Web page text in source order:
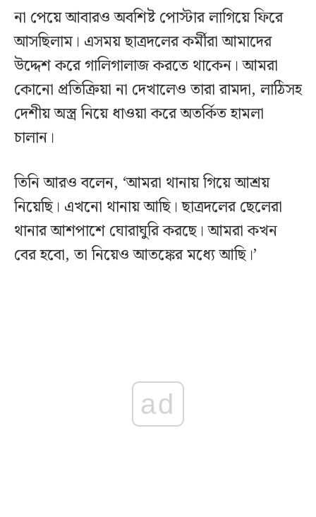
না পেয়ে আবারও অবশিষ্ট পোস্টার লাগিয়ে ফিরে
আসছিলাম। এসময় ছাত্রদলের কর্মীরা আমাদের
উদ্দেশ করে গালিগালাজ করতে থাকেন। আমরা
কোনো প্রতিক্রিয়া না দেখালেও তারা রামদা, লাঠিসহ
দেশীয় অস্ত্র নিয়ে ধাওয়া করে অতর্কিত হামলা
চালান।
তিনি আরও বলেন, ‌‘আমরা থানায় গিয়ে আশ্রয়
নিয়েছি। এখনো থানায় আছি। ছাত্রদলের ছেলেরা
থানার আশপাশে ঘোরাঘুরি করছে। আমরা কখন
বের হবো, তা নিয়েও আতঙ্কের মধ্যে আছি।’
ad